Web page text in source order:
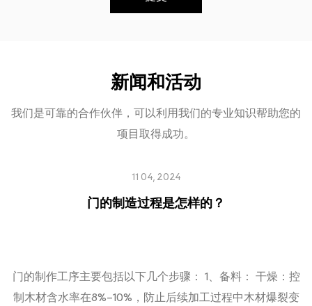
新闻和活动
我们是可靠的合作伙伴，可以利用我们的专业知识帮助您的
项目取得成功。
11 04, 2024
门的制造过程是怎样的？
门的制作工序主要包括以下几个步骤： 1、备料： 干燥：控
制木材含水率在8%-10%，防止后续加工过程中木材爆裂变